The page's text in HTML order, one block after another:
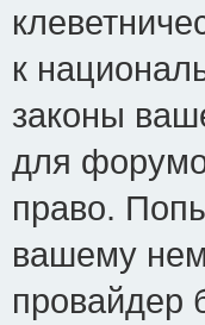
к
законы
для
право.
вашему
провайдер